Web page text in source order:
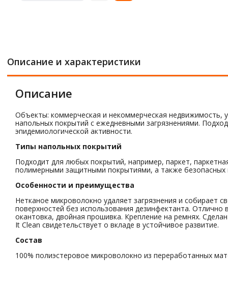
Описание и характеристики
Описание
Объекты: коммерческая и некоммерческая недвижимость,
напольных покрытий с ежедневными загрязнениями.
эпидемиологической активности.
Типы напольных покрытий
Подходит для любых покрытий, например, паркет,
полимерными защитными покрытиями, а также безопасных
Особенности и преимущества
Нетканое микроволокно удаляет загрязнения и
поверхностей без использования дезинфектанта.
окантовка, двойная прошивка. Крепление на ремнях.
It Clean свидетельствует о вкладе в устойчивое развитие.
Состав
100% полиэстеровое микроволокно из переработанных